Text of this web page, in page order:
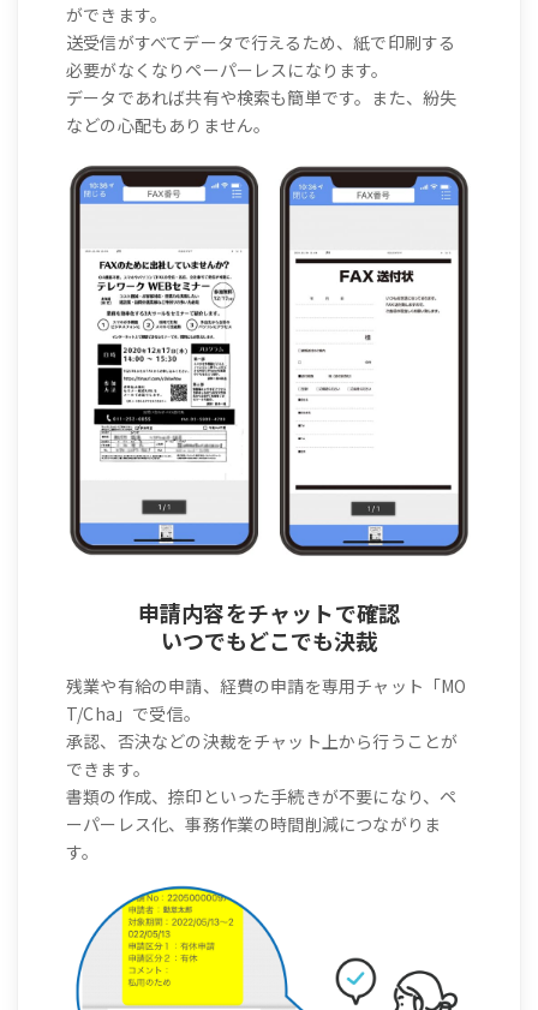
ができます。
送受信がすべてデータで行えるため、紙で印刷する
必要がなくなりペーパーレスになります。
データであれば共有や検索も簡単です。また、紛失
などの心配もありません。
申請内容をチャットで確認
いつでもどこでも決裁
残業や有給の申請、経費の申請を専用チャット「MO
T/Cha」で受信。
承認、否決などの決裁をチャット上から行うことが
できます。
書類の作成、捺印といった手続きが不要になり、ペ
ーパーレス化、事務作業の時間削減につながりま
す。